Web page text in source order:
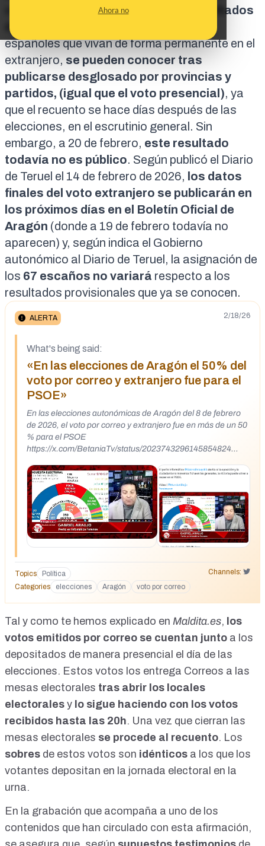
Ahora no
en ambos casos.En cuanto a los resultados
del voto CERA
españoles que vivan de forma permanente en el
extranjero, se pueden conocer tras
publicarse desglosado por provincias y
partidos, (igual que el voto presencial), ya
que el recuento se hace días después de las
elecciones, en el escrutinio general. Sin
embargo, a 20 de febrero, este resultado
todavía no es público. Según publicó el Diario
de Teruel el 14 de febrero de 2026, los datos
finales del voto extranjero se publicarán en
los próximos días en el Boletín Oficial de
Aragón (donde a 19 de febrero todavía no
aparecen) y, según indica el Gobierno
autonómico al Diario de Teruel , la asignación de
los 67 escaños no variará respecto a los
resultados provisionales que ya se conocen.
ALERTA 2/18/26
What's being said:
«En las elecciones de Aragón el 50% del
voto por correo y extranjero fue para el
PSOE»
En las elecciones autonómicas de Aragón del 8 de febrero
de 2026, el voto por correo y extranjero fue en más de un 50
% para el PSOE
https://x.com/BetaniaTv/status/2023743296145854824
Topics Política
Channels:
Categories
elecciones Aragón voto por correo
Tal y como te hemos explicado en Maldita.es, los
votos emitidos por correo se cuentan junto a los
depositados de manera presencial el día de las
elecciones. Estos votos los entrega Correos a las
mesas electorales tras abrir los locales
electorales y lo sigue haciendo con los votos
recibidos hasta las 20h. Una vez que cierran las
mesas electorales se procede al recuento. Los
sobres de estos votos son idénticos a los que los
votantes depositan en la jornada electoral en la
urna.
En la grabación que acompaña a uno de los
contenidos que han circulado con esta afirmación,